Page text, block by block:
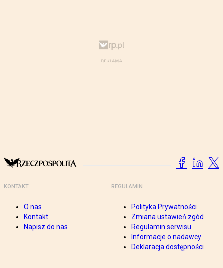
KONTAKT
O nas
Kontakt
Napisz do nas
REGULAMIN
Polityka Prywatności
Zmiana ustawień zgód
Regulamin serwisu
Informacje o nadawcy
Deklaracja dostępności